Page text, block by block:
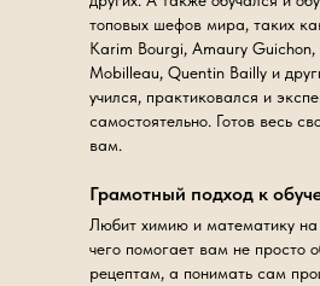
топовых шефов мира, таких
Karim Bourgi, Amaury
Mobilleau, Quentin Bailly и
учился, практиковался и
самостоятельно. Готов весь
вам.
Любит химию и математику на
чего помогает вам не просто
рецептам, а понимать сам
Грамотный подход к